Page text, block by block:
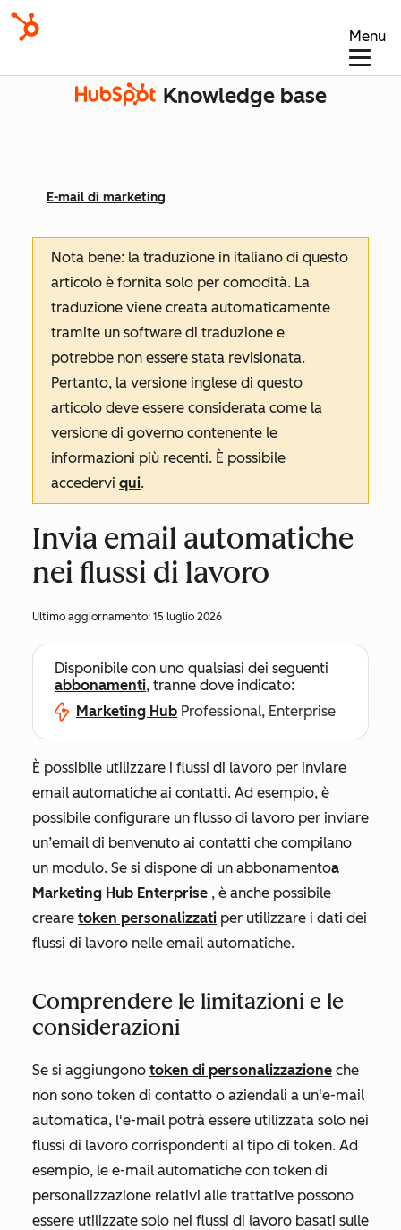
Menu
Knowledge base
E-mail di marketing
Nota bene: la traduzione in italiano di questo
articolo è fornita solo per comodità. La
traduzione viene creata automaticamente
tramite un software di traduzione e
potrebbe non essere stata revisionata.
Pertanto, la versione inglese di questo
articolo deve essere considerata come la
versione di governo contenente le
informazioni più recenti. È possibile
accedervi qui.
Invia email automatiche
nei flussi di lavoro
Ultimo aggiornamento: 15 luglio 2026
Disponibile con uno qualsiasi dei seguenti
abbonamenti, tranne dove indicato:
Marketing Hub Professional, Enterprise
È possibile utilizzare i flussi di lavoro per inviare
email automatiche ai contatti. Ad esempio, è
possibile configurare un flusso di lavoro per inviare
un’email di benvenuto ai contatti che compilano
un modulo. Se si dispone di un abbonamentoa
Marketing Hub Enterprise , è anche possibile
creare token personalizzati per utilizzare i dati dei
flussi di lavoro nelle email automatiche.
Comprendere le limitazioni e le
considerazioni
Se si aggiungono token di personalizzazione che
non sono token di contatto o aziendali a un'e-mail
automatica, l'e-mail potrà essere utilizzata solo nei
flussi di lavoro corrispondenti al tipo di token. Ad
esempio, le e-mail automatiche con token di
personalizzazione relativi alle trattative possono
essere utilizzate solo nei flussi di lavoro basati sulle